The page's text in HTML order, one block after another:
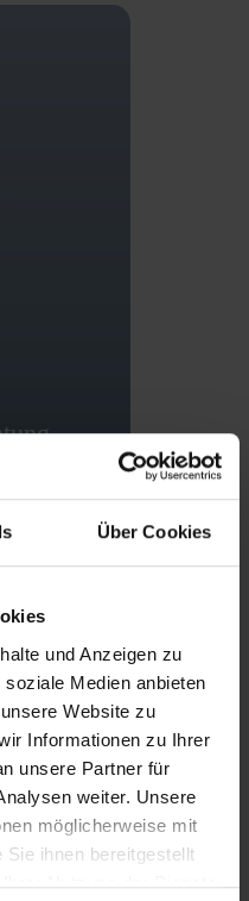
Über Cookies
und Anzeigen zu
Medien anbieten
Website zu
Informationen zu Ihrer
unsere Partner für
weiter. Unsere
möglicherweise mit
ihnen bereitgestellt
Nutzung der Dienste
Produkte
A Auftisch - Chrom